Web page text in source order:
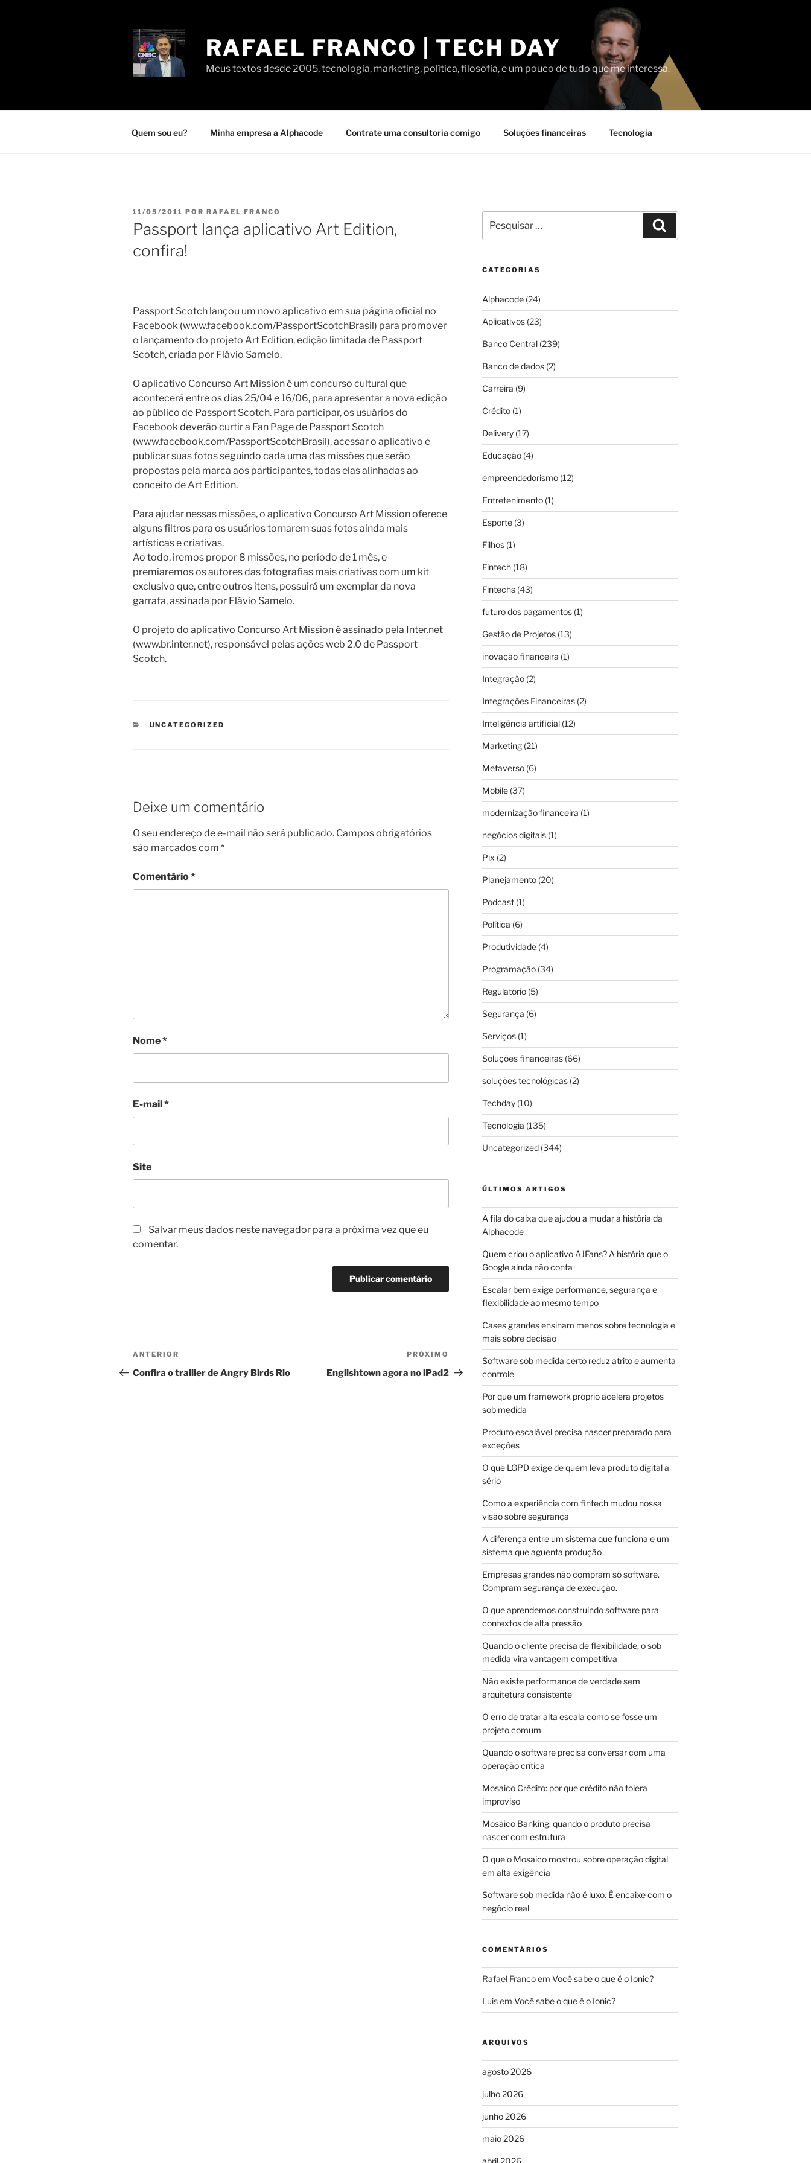
RAFAEL FRANCO | TECH DAY
Meus textos desde 2005, tecnologia, marketing, política, filosofia, e um pouco de tudo que me interessa.
Quem sou eu? Minha empresa a Alphacode Contrate uma consultoria comigo Soluções financeiras Tecnologia
PUBLICADO
EM
11/05/2011 POR RAFAEL FRANCO
Passport lança aplicativo Art Edition,
confira!
Passport Scotch lançou um novo aplicativo em sua página oficial no
Facebook (www.facebook.com/PassportScotchBrasil) para promover
o lançamento do projeto Art Edition, edição limitada de Passport
Scotch, criada por Flávio Samelo.
O aplicativo Concurso Art Mission é um concurso cultural que
acontecerá entre os dias 25/04 e 16/06, para apresentar a nova edição
ao público de Passport Scotch. Para participar, os usuários do
Facebook deverão curtir a Fan Page de Passport Scotch
(www.facebook.com/PassportScotchBrasil), acessar o aplicativo e
publicar suas fotos seguindo cada uma das missões que serão
propostas pela marca aos participantes, todas elas alinhadas ao
conceito de Art Edition.
Para ajudar nessas missões, o aplicativo Concurso Art Mission oferece
alguns filtros para os usuários tornarem suas fotos ainda mais
artísticas e criativas.
Ao todo, iremos propor 8 missões, no período de 1 mês, e
premiaremos os autores das fotografias mais criativas com um kit
exclusivo que, entre outros itens, possuirá um exemplar da nova
garrafa, assinada por Flávio Samelo.
O projeto do aplicativo Concurso Art Mission é assinado pela Inter.net
(www.br.inter.net), responsável pelas ações web 2.0 de Passport
Scotch.
CATEGORIAS
UNCATEGORIZED
Deixe um comentário
O seu endereço de e-mail não será publicado. Campos obrigatórios
são marcados com *
Comentário*
Nome*
E-mail*
Site
Salvar meus dados neste navegador para a próxima vez que eu
comentar.
Navegação
de
Post
anterior
ANTERIOR
Confira o trailler de Angry Birds Rio
Próximo
post
PRÓXIMO
Englishtown agora no iPad2
por:
CATEGORIAS
Alphacode(24)
Aplicativos(23)
Banco Central(239)
Banco de dados(2)
Carreira (9)
Crédito(1)
Delivery(17)
Educação(4)
empreendedorismo(12)
Entretenimento(1)
Esporte(3)
Filhos(1)
Fintech(18)
Fintechs(43)
futuro dos pagamentos(1)
Gestão de Projetos(13)
inovação financeira (1)
Integração(2)
Integrações Financeiras(2)
Inteligência artificial(12)
Marketing(21)
Metaverso(6)
Mobile(37)
modernização financeira (1)
negócios digitais(1)
Pix (2)
Planejamento(20)
Podcast(1)
Política (6)
Produtividade(4)
Programação(34)
Regulatório(5)
Segurança (6)
Serviços(1)
Soluções financeiras(66)
soluções tecnológicas(2)
Techday(10)
Tecnologia (135)
Uncategorized(344)
ÚLTIMOS ARTIGOS
A fila do caixa que ajudou a mudar a história da
Alphacode
Quem criou o aplicativo AJFans? A história que o
Google ainda não conta
Escalar bem exige performance, segurança e
flexibilidade ao mesmo tempo
Cases grandes ensinam menos sobre tecnologia e
mais sobre decisão
Software sob medida certo reduz atrito e aumenta
controle
Por que um framework próprio acelera projetos
sob medida
Produto escalável precisa nascer preparado para
exceções
O que LGPD exige de quem leva produto digital a
sério
Como a experiência com fintech mudou nossa
visão sobre segurança
A diferença entre um sistema que funciona e um
sistema que aguenta produção
Empresas grandes não compram só software.
Compram segurança de execução.
O que aprendemos construindo software para
contextos de alta pressão
Quando o cliente precisa de flexibilidade, o sob
medida vira vantagem competitiva
Não existe performance de verdade sem
arquitetura consistente
O erro de tratar alta escala como se fosse um
projeto comum
Quando o software precisa conversar com uma
operação crítica
Mosaico Crédito: por que crédito não tolera
improviso
Mosaico Banking: quando o produto precisa
nascer com estrutura
O que o Mosaico mostrou sobre operação digital
em alta exigência
Software sob medida não é luxo. É encaixe com o
negócio real
COMENTÁRIOS
Rafael Francoem Você sabe o que é o Ionic?
Luisem Você sabe o que é o Ionic?
ARQUIVOS
agosto 2026
julho 2026
junho 2026
maio 2026